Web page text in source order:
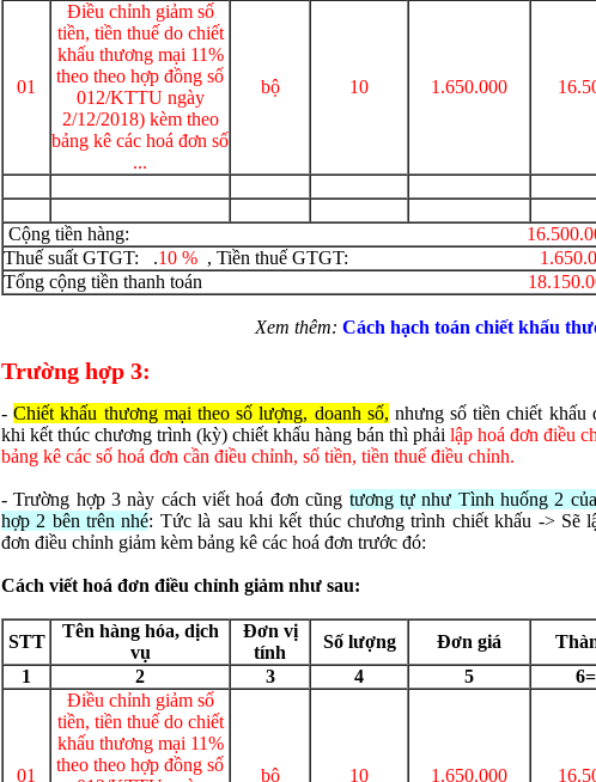
01
Điều chỉnh giảm số
tiền, tiền thuế do chiết
khấu thương mại 11%
theo theo hợp đồng số
012/KTTU ngày
2/12/2018) kèm theo
bảng kê các hoá đơn số
...
bộ 10 1.650.000
Cộng tiền hàng: 16.5
Thuế suất GTGT: .10 % , Tiền thuế GTGT:
Tổng cộng tiền thanh toán
Xem thêm: Cách hạch toán chiết khấu
Trường hợp 3:
-Chiết khấu thương mại theo số lượng, doanh số, nhưng số tiền chiết khấu
khi kết thúc chương trình (kỳ) chiết khấu hàng bán thì phải lập hoá đơn điều
bảng kê các số hoá đơn cần điều chỉnh, số tiền, tiền thuế điều chỉnh.
- Trường hợp 3 này cách viết hoá đơn cũng tương tự như Tình huống 2
hợp 2 bên trên nhé: Tức là sau khi kết thúc chương trình chiết khấu -> Sẽ
đơn điều chỉnh giảm kèm bảng kê các hoá đơn trước đó:
Cách viết hoá đơn điều chỉnh giảm như sau:
STT
Tên hàng hóa, dịch
vụ
Đơn vị
tính
Số lượng Đơn giá
1
2 3 4 5
01
Điều chỉnh giảm số
tiền, tiền thuế do chiết
khấu thương mại 11%
theo theo hợp đồng số
bộ 10 1.650.000